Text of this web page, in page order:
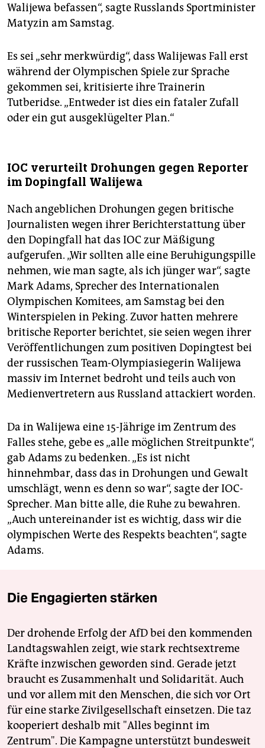
Walijewa befassen“, sagte Russlands Sportminister
Matyzin am Samstag.
Es sei „sehr merkwürdig“, dass Walijewas Fall erst
während der Olympischen Spiele zur Sprache
gekommen sei, kritisierte ihre Trainerin
Tutberidse. „Entweder ist dies ein fataler Zufall
oder ein gut ausgeklügelter Plan.“
IOC verurteilt Drohungen gegen Reporter
im Dopingfall Walijewa
Nach angeblichen Drohungen gegen britische
Journalisten wegen ihrer Berichterstattung über
den Dopingfall hat das IOC zur Mäßigung
aufgerufen. „Wir sollten alle eine Beruhigungspille
nehmen, wie man sagte, als ich jünger war“, sagte
Mark Adams, Sprecher des Internationalen
Olympischen Komitees, am Samstag bei den
Winterspielen in Peking. Zuvor hatten mehrere
britische Reporter berichtet, sie seien wegen ihrer
Veröffentlichungen zum positiven Dopingtest bei
der russischen Team-Olympiasiegerin Walijewa
massiv im Internet bedroht und teils auch von
Medienvertretern aus Russland attackiert worden.
Da in Walijewa eine 15-Jährige im Zentrum des
Falles stehe, gebe es „alle möglichen Streitpunkte“,
gab Adams zu bedenken. „Es ist nicht
hinnehmbar, dass das in Drohungen und Gewalt
umschlägt, wenn es denn so war“, sagte der IOC-
Sprecher. Man bitte alle, die Ruhe zu bewahren.
„Auch untereinander ist es wichtig, dass wir die
olympischen Werte des Respekts beachten“, sagte
Adams.
Die Engagierten stärken
Der drohende Erfolg der AfD bei den kommenden
Landtagswahlen zeigt, wie stark rechtsextreme
Kräfte inzwischen geworden sind. Gerade jetzt
braucht es Zusammenhalt und Solidarität. Auch
und vor allem mit den Menschen, die sich vor Ort
für eine starke Zivilgesellschaft einsetzen. Die taz
kooperiert deshalb mit "Alles beginnt im
Zentrum". Die Kampagne unterstützt bundesweit